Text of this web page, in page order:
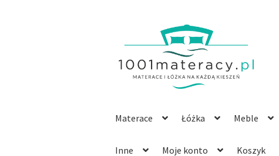
do
nawigacji
do
treści
Materace Łóżka Meble
Inne Moje konto Koszyk